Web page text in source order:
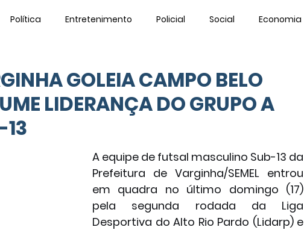
Política Entretenimento Policial Social Economia
GOLEIA CAMPO BELO
LIDERANÇA DO GRUPO A
13
A equipe de futsal masculino Sub-13 da
Prefeitura de Varginha/SEMEL entrou
em quadra no último domingo (17)
pela segunda rodada da Liga
Desportiva do Alto Rio Pardo (Lidarp) e